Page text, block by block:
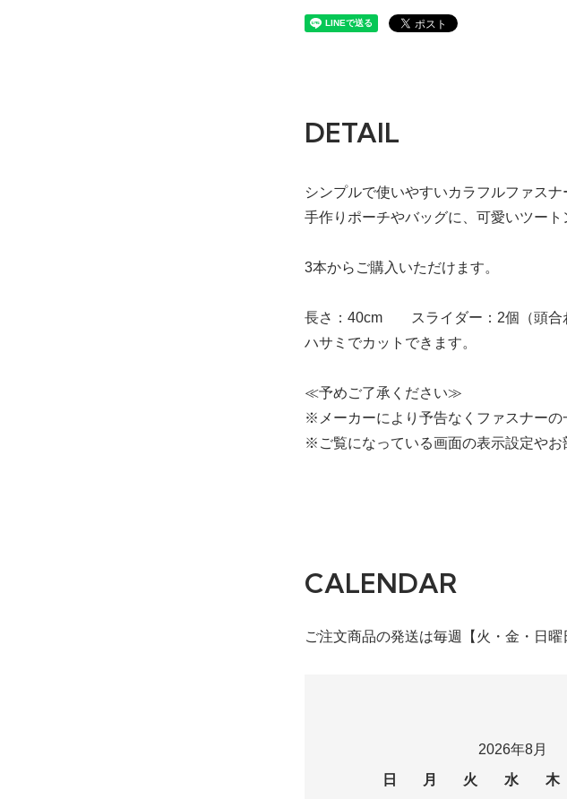
DETAIL
シンプルで使いやすいカラフルファスナ
手作りポーチやバッグに、可愛いツート
3本からご購入いただけます。
長さ：40cm スライダー：2個（頭合
ハサミでカットできます。
≪予めご了承ください≫
※メーカーにより予告なくファスナーの
※ご覧になっている画面の表示設定やお
CALENDAR
ご注文商品の発送は毎週【火・金・日曜
2026年8月
日
月 火 水 木